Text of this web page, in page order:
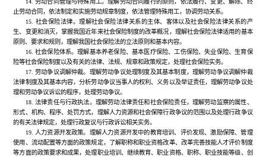
14. 劳动合同管理与特殊用工。理解劳动合同履行的原则，依法履行、变更、解除、终
止劳动合同，依法制定和实施劳动规章制度，依法管理特殊用工，协调劳动关系。
15. 社会保险法律。理解社会保险法律关系的主体、客体以及社会保险法律关系的产
生、变更和消灭，掌握我国近年来社会保险制度的改革概况，理解社会保险法律适用的基本
原则、要求和规则，理解我国社会保险法的立法原则和基本内容。
16. 社会保险体系。理解基本养老保险、基本医疗保险、工伤保险、失业保险、生育保
险等社会保险制度以及有关的法律、法规、规章和政策规定，处理社会保险实务。
17. 劳动争议调解仲裁。理解劳动争议处理制度及其基本制度，理解劳动争议调解仲裁
法律制度及其基本内容，分析劳动争议当事人的权利、义务以及举证责任，理解劳动争议处
理和劳动争议诉讼的程序，处理劳动争议。
18. 法律责任与行政执法。理解劳动法律责任和社会保险责任，理解劳动监察的属性、
形式、机构、程序、处罚方式，理解人力资源和社会保障行政争议的范围以及处理行政争议
的有关法律规定，处理行政复议与行政诉讼相关实务。
19. 人力资源开发政策。理解人力资源开发中的教育培训、评价发现、激励保障、管理
使用、流动配置等方面的政策规定，了解职称和职业资格改革、改革完善技能人才评价制度
等方面的政策要求和成果，处理职业培训、继续教育、职业资格、职称、职业技能等级、创